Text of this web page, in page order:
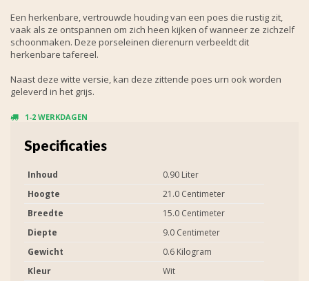
Een herkenbare, vertrouwde houding van een poes die rustig zit,
vaak als ze ontspannen om zich heen kijken of wanneer ze zichzelf
schoonmaken. Deze porseleinen dierenurn verbeeldt dit
herkenbare tafereel.
Naast deze witte versie, kan deze zittende poes urn ook worden
geleverd in het grijs.
1-2 WERKDAGEN
Specificaties
Inhoud
0.90 Liter
Hoogte
21.0 Centimeter
Breedte
15.0 Centimeter
Diepte
9.0 Centimeter
Gewicht
0.6 Kilogram
Kleur
Wit